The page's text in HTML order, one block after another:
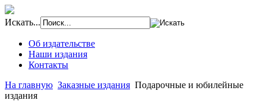
Искать...
Об издательстве
Наши издания
Контакты
На главную Заказные издания Подарочные и юбилейные
издания